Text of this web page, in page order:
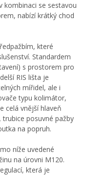
kombinaci se sestavou
nabízí krátký chod
které
Standardem
s prostorem pro
RIS lišta je
mířidel, ale i
typu kolimátor,
celá vnější hlaveň
posuvné pažby
na popruh.
níže uvedené
na úrovni M120.
která je